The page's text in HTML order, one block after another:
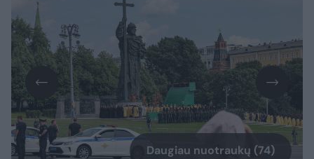
Daugiau nuotraukų (74)